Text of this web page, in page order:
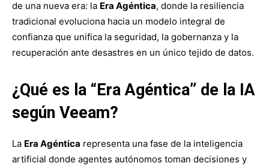
de una nueva era: la Era Agéntica, donde la resiliencia
tradicional evoluciona hacia un modelo integral de
confianza que unifica la seguridad, la gobernanza y la
recuperación ante desastres en un único tejido de datos.
¿Qué es la “Era Agéntica” de la IA
según Veeam?
La Era Agéntica representa una fase de la inteligencia
artificial donde agentes autónomos toman decisiones y